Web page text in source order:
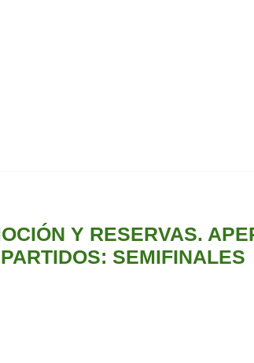
Y RESERVAS.
SEMIFINALES